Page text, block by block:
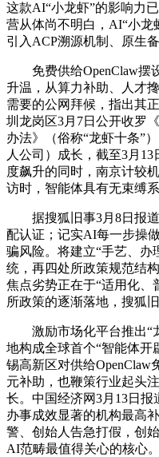
这款AI“小龙虾”的影响力
营从体尚不明白，AI“小龙
引入ACP溯源机制、原生备
免费供给OpenClaw摆
升温，从算力补助、人才
需要的公网拜候，指出其
圳龙岗区3月7日公开收罗
办法》（俗称“龙虾十条”
人公司）成长，截至3月
度飙升的同时，南京计较
访时，智能体具有无束缚系
据搜狐旧事3月8日报道
配认证；记实AI每一步操
骗风险。将建立“手艺、办
统，再四处所政策规范结
焦点劣势正在于“适用化、
所政策的逐渐落地，搜狐
激励市场化平台推出“龙
地构成全球首个“智能体开
锡高新区对供给OpenClaw
元补助，也鞭策行业起头
长。中国经济网3月13日
办事成效显著的机构最高
警、创始人告急打假，创
AI范畴最值得关心的核心